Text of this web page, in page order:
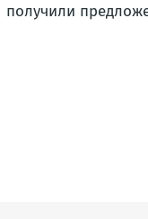
получили